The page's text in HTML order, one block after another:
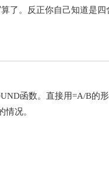
了。反正你自己知道是四
函数。直接用=A/B的
况。